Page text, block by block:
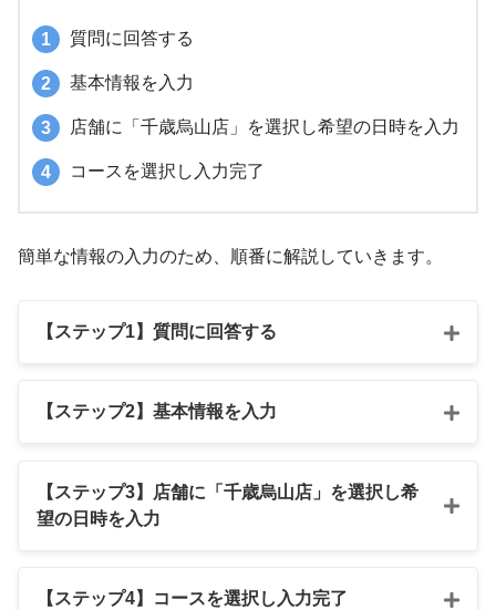
質問に回答する
基本情報を入力
店舗に「千歳烏山店」を選択し希望の日時を入力
コースを選択し入力完了
簡単な情報の入力のため、順番に解説していきます。
【ステップ1】質問に回答する
【ステップ2】基本情報を入力
【ステップ3】店舗に「千歳烏山店」を選択し希
望の日時を入力
【ステップ4】コースを選択し入力完了